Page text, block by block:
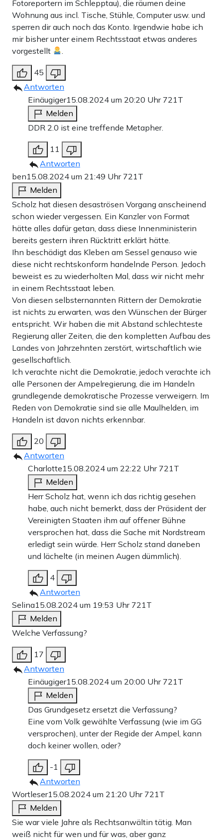
Fotoreportern im Schlepptau), die räumen deine
Wohnung aus incl. Tische, Stühle, Computer usw. und
sperren dir auch noch das Konto. Irgendwie habe ich
mir bisher unter einem Rechtsstaat etwas anderes
vorgestellt
45
Antworten
Einäugiger15.08.2024 um 20:20 Uhr 721T
Melden
DDR 2.0 ist eine treffende Metapher.
11
Antworten
ben15.08.2024 um 21:49 Uhr 721T
Melden
Scholz hat diesen desaströsen Vorgang anscheinend
schon wieder vergessen. Ein Kanzler von Format
hätte alles dafür getan, dass diese Innenministerin
bereits gestern ihren Rücktritt erklärt hätte.
Ihn beschädigt das Kleben am Sessel genauso wie
diese nicht rechtskonform handelnde Person. Jedoch
beweist es zu wiederholten Mal, dass wir nicht mehr
in einem Rechtsstaat leben.
Von diesen selbsternannten Rittern der Demokratie
ist nichts zu erwarten, was den Wünschen der Bürger
entspricht. Wir haben die mit Abstand schlechteste
Regierung aller Zeiten, die den kompletten Aufbau des
Landes von Jahrzehnten zerstört, wirtschaftlich wie
gesellschaftlich.
Ich verachte nicht die Demokratie, jedoch verachte ich
alle Personen der Ampelregierung, die im Handeln
grundlegende demokratische Prozesse verweigern. Im
Reden von Demokratie sind sie alle Maulhelden, im
Handeln ist davon nichts erkennbar.
20
Antworten
Charlotte15.08.2024 um 22:22 Uhr 721T
Melden
Herr Scholz hat, wenn ich das richtig gesehen
habe, auch nicht bemerkt, dass der Präsident der
Vereinigten Staaten ihm auf offener Bühne
versprochen hat, dass die Sache mit Nordstream
erledigt sein würde. Herr Scholz stand daneben
und lächelte (in meinen Augen dümmlich).
4
Antworten
Selina15.08.2024 um 19:53 Uhr 721T
Melden
Welche Verfassung?
17
Antworten
Einäugiger15.08.2024 um 20:00 Uhr 721T
Melden
Das Grundgesetz ersetzt die Verfassung?
Eine vom Volk gewählte Verfassung (wie im GG
versprochen), unter der Regide der Ampel, kann
doch keiner wollen, oder?
-1
Antworten
Wortleser15.08.2024 um 21:20 Uhr 721T
Melden
Sie war viele Jahre als Rechtsanwältin tätig. Man
weiß nicht für wen und für was, aber ganz